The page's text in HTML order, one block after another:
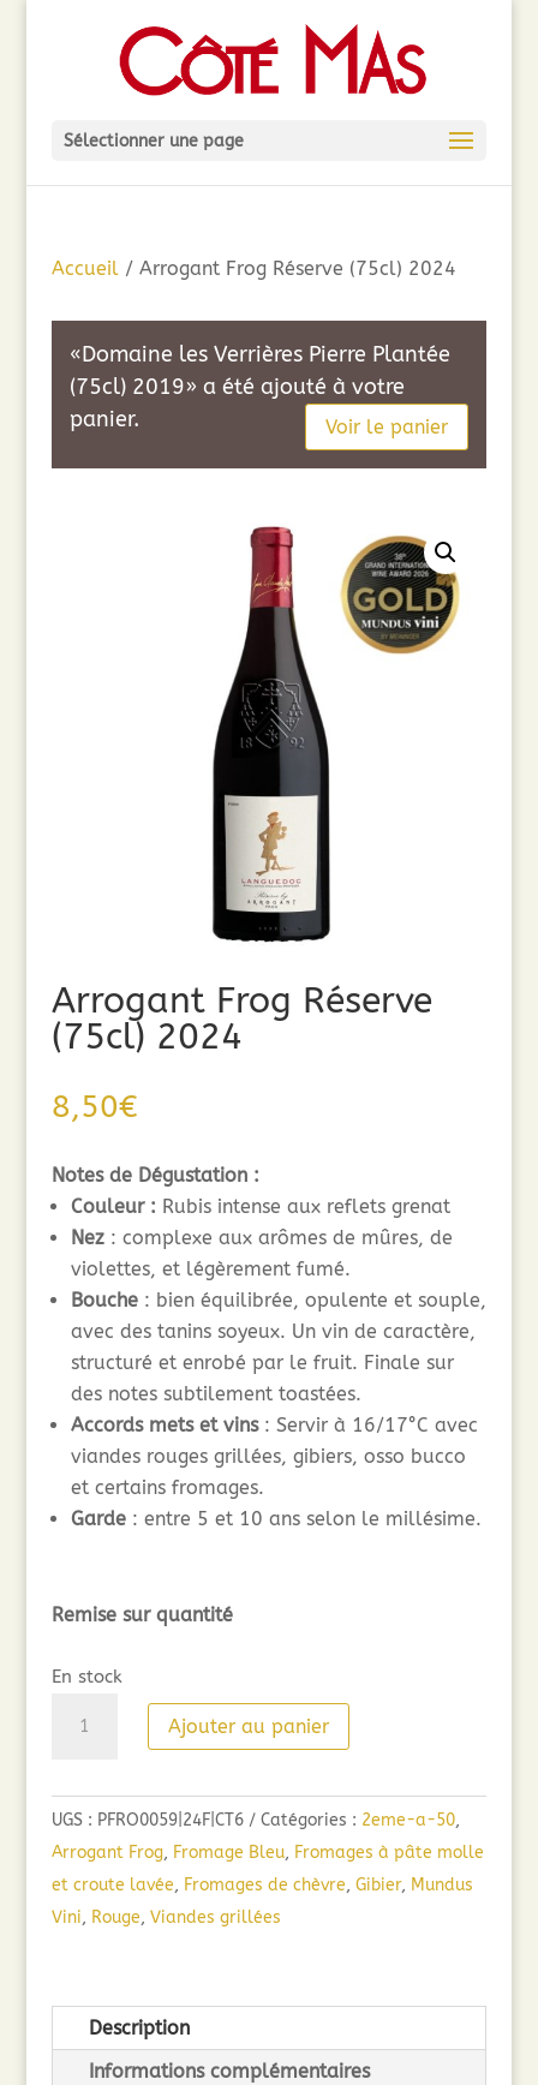
Sélectionner une page
Accueil/ Arrogant Frog Réserve (75cl) 2024
«Domaine les Verrières Pierre Plantée
(75cl) 2019» a été ajouté à votre
panier.
Voir le panier
Arrogant Frog Réserve
(75cl) 2024
8,50€
Notes de Dégustation :
Couleur : Rubis intense aux reflets grenat
Nez: complexe aux arômes de mûres, de
violettes, et légèrement fumé.
Bouche: bien équilibrée, opulente et souple,
avec des tanins soyeux. Un vin de caractère,
structuré et enrobé par le fruit. Finale sur
des notes subtilement toastées.
Accords mets et vins: Servir à 16/17°C avec
viandes rouges grillées, gibiers, osso bucco
et certains fromages.
Garde: entre 5 et 10 ans selon le millésime.
Remise sur quantité
En stock
Ajouter au panier
UGS : PFRO0059|24F|CT6 Catégories : 2eme-a-50,
Arrogant Frog, Fromage Bleu, Fromages à pâte molle
et croute lavée, Fromages de chèvre, Gibier, Mundus
Vini, Rouge, Viandes grillées
Description
Informations complémentaires